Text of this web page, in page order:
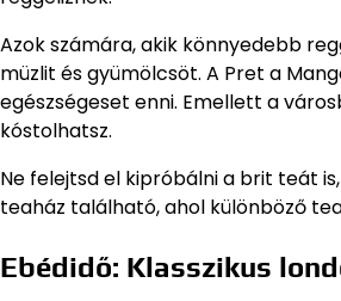
Azok számára, akik könnyedebb
müzlit és gyümölcsöt. A Pret a
egészségeset enni. Emellett a
kóstolhatsz.
Ne felejtsd el kipróbálni a brit teát
teaház található, ahol különböző
Ebédidő: Klasszikus